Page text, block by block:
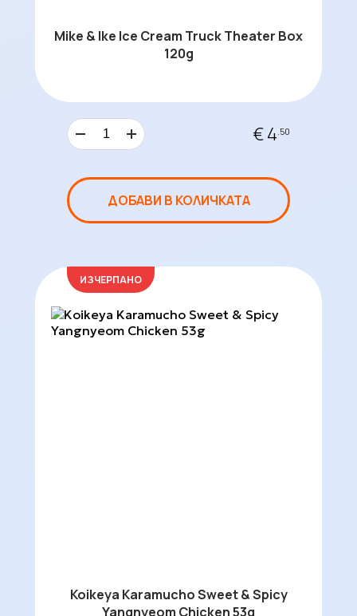
Mike & Ike Ice Cream Truck Theater Box
120g
€ 4.50
ДОБАВИ В КОЛИЧКАТА
ИЗЧЕРПАНО
Koikeya Karamucho Sweet & Spicy
Yangnyeom Chicken 53g